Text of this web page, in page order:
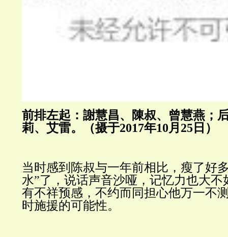
前排左起：謝慧昌、陳叔、曾慧燕；
莉、艾雷。（摄于2017年10月25日）
当时感到陈叔与一年前相比，瘦了好
水”了，说话声音沙哑，记忆力也大
有不祥预感，不约而同担心他万一不
时施援的可能性。